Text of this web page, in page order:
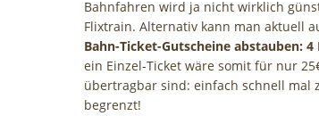
Bahnfahren wird ja nicht wirklich
Flixtrain. Alternativ kann man aktuell
Bahn-Ticket-Gutscheine abstauben:
ein Einzel-Ticket wäre somit für nur
übertragbar sind: einfach schnell mal
begrenzt!
17 (256GB) für
5G für
100€ Bonus) |
mit GigaKombi
[Eff. GRATIS!] 📲
Galaxy S26 (256GB) für
50GB 5G Otelo
für 19,99€ + 50€